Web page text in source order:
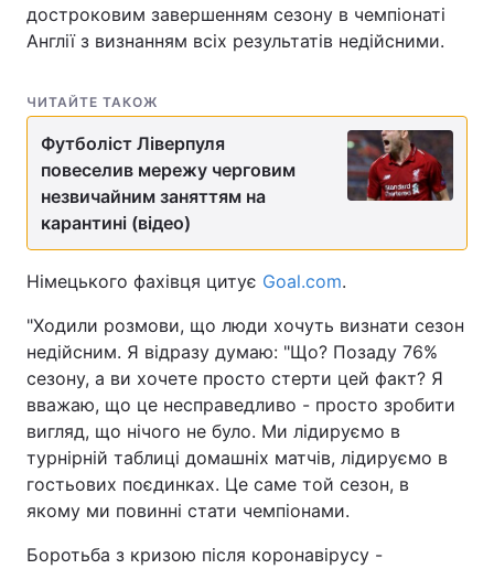
достроковим завершенням сезону в чемпіонаті
Англії з визнанням всіх результатів недійсними.
ЧИТАЙТЕ ТАКОЖ
Футболіст Ліверпуля
повеселив мережу черговим
незвичайним заняттям на
карантині (відео)
Німецького фахівця цитує Goal.com.
"Ходили розмови, що люди хочуть визнати сезон
недійсним. Я відразу думаю: "Що? Позаду 76%
сезону, а ви хочете просто стерти цей факт? Я
вважаю, що це несправедливо - просто зробити
вигляд, що нічого не було. Ми лідируємо в
турнірній таблиці домашніх матчів, лідируємо в
гостьових поєдинках. Це саме той сезон, в
якому ми повинні стати чемпіонами.
Боротьба з кризою після коронавірусу -